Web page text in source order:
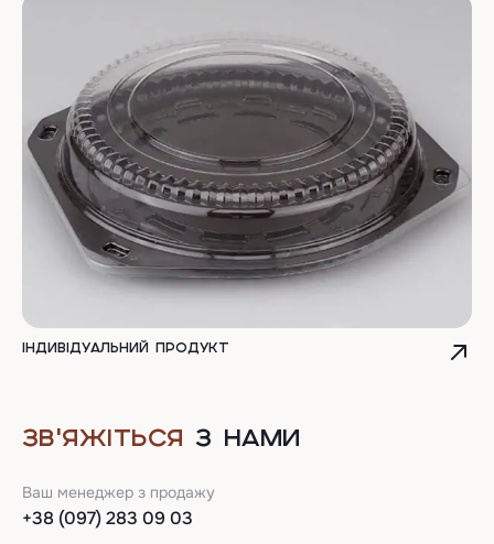
Індивідуальний продукт
ЗВ'ЯЖІТЬСЯ З НАМИ
Ваш менеджер з продажу
+38 (097) 283 09 03